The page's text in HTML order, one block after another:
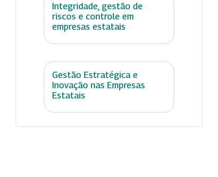
Integridade, gestão de
riscos e controle em
empresas estatais
Gestão Estratégica e
Inovação nas Empresas
Estatais